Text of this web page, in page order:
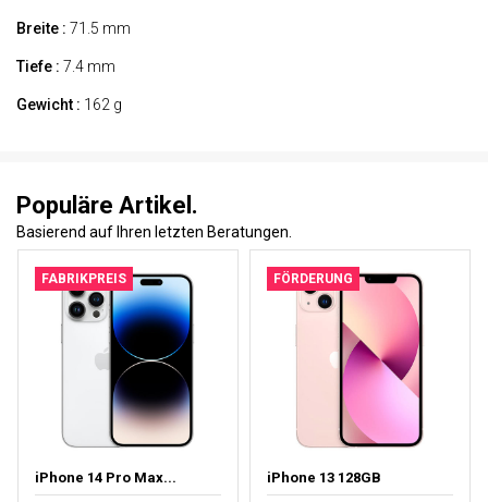
Breite : 71.5 mm
Tiefe : 7.4 mm
Gewicht : 162 g
Populäre Artikel.
Basierend auf Ihren letzten Beratungen.
FABRIKPREIS
iPhone 14 Pro Max...
FÖRDERUNG
iPhone 13 128GB